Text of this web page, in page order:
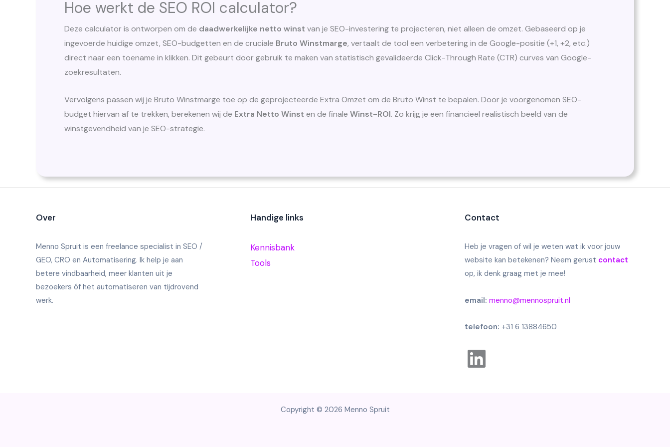
Hoe werkt de SEO ROI calculator?
Deze calculator is ontworpen om de daadwerkelijke netto winst van je SEO-investering te projecteren, niet alleen de omzet. Gebaseerd op je
ingevoerde huidige omzet, SEO-budgetten en de cruciale Bruto Winstmarge, vertaalt de tool een verbetering in de Google-positie (+1, +2, etc.)
direct naar een toename in klikken. Dit gebeurt door gebruik te maken van statistisch gevalideerde Click-Through Rate (CTR) curves van Google-
zoekresultaten.
Vervolgens passen wij je Bruto Winstmarge toe op de geprojecteerde Extra Omzet om de Bruto Winst te bepalen. Door je voorgenomen SEO-
budget hiervan af te trekken, berekenen wij de Extra Netto Winst en de finale Winst-ROI. Zo krijg je een financieel realistisch beeld van de
winstgevendheid van je SEO-strategie.
Over
Menno Spruit is een freelance specialist in SEO /
GEO, CRO en Automatisering. Ik help je aan
betere vindbaarheid, meer klanten uit je
bezoekers óf het automatiseren van tijdrovend
werk.
Handige links
Kennisbank
Tools
Contact
Heb je vragen of wil je weten wat ik voor jouw
website kan betekenen? Neem gerust contact
op, ik denk graag met je mee!
email: menno@mennospruit.nl
telefoon: +31 6 13884650
Linkedin
Copyright © 2026 Menno Spruit